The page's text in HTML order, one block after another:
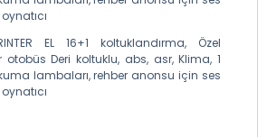
EL 16+1 koltuklandırma, Özel
Deri koltuklu, abs, asr, Klima, 1
lambaları, rehber anonsu için ses